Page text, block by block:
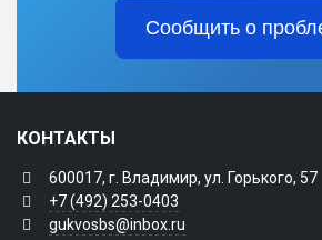
Сообщить о
КОНТАКТЫ
600017, г. Владимир, ул. Горького, 57
+7 (492) 253-0403
gukvosbs@inbox.ru